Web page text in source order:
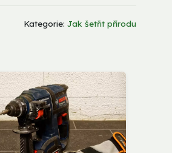
Kategorie: Jak šetřit přírodu